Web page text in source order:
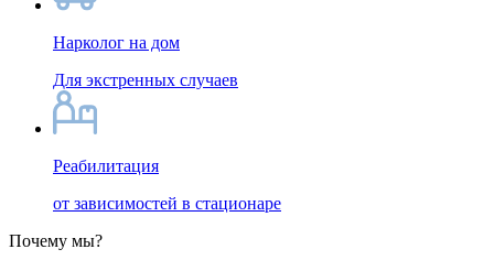
Нарколог на дом
Для экстренных случаев
Реабилитация
от зависимостей в стационаре
Почему мы?